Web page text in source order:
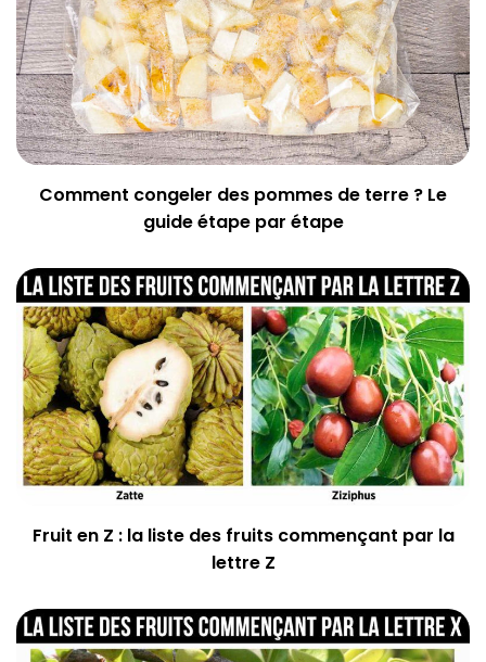
Comment congeler des pommes de terre ? Le
guide étape par étape
Fruit en Z : la liste des fruits commençant par la
lettre Z